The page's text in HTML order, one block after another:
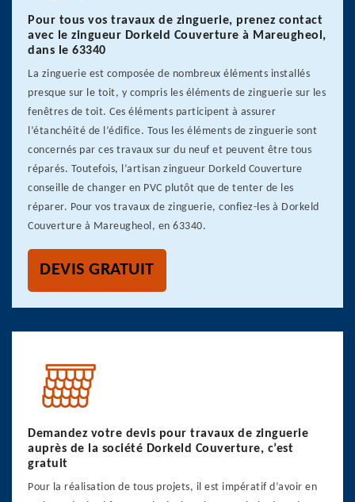
Pour tous vos travaux de zinguerie, prenez contact
avec le zingueur Dorkeld Couverture à Mareugheol,
dans le 63340
La zinguerie est composée de nombreux éléments installés
presque sur le toit, y compris les éléments de zinguerie sur les
fenêtres de toit. Ces éléments participent à assurer
l’étanchéité de l’édifice. Tous les éléments de zinguerie sont
concernés par ces travaux sur du neuf et peuvent être tous
réparés. Toutefois, l’artisan zingueur Dorkeld Couverture
conseille de changer en PVC plutôt que de tenter de les
réparer. Pour vos travaux de zinguerie, confiez-les à Dorkeld
Couverture à Mareugheol, en 63340.
DEVIS GRATUIT
Demandez votre devis pour travaux de zinguerie
auprès de la société Dorkeld Couverture, c’est
gratuit
Pour la réalisation de tous projets, il est impératif d’avoir en